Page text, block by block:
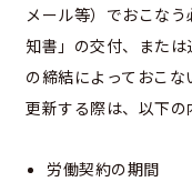
メール等）でおこな
知書」の交付、または
の締結によっておこ
更新する際は、以下の
労働契約の期間